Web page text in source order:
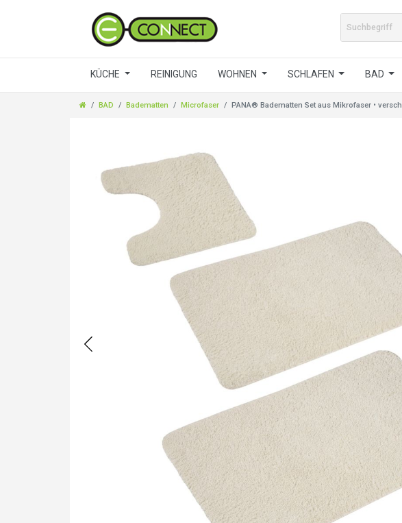
KÜCHE REINIGUNG WOHNEN SCHLAFEN BAD
BAD Badematten Microfaser PANA® Badematten Set aus Mikrofaser •